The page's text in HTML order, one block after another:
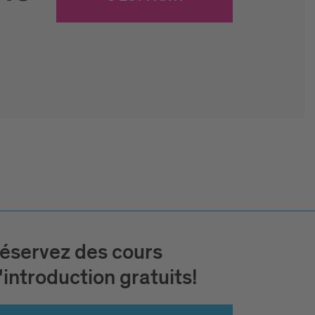
des cours
gratuits!